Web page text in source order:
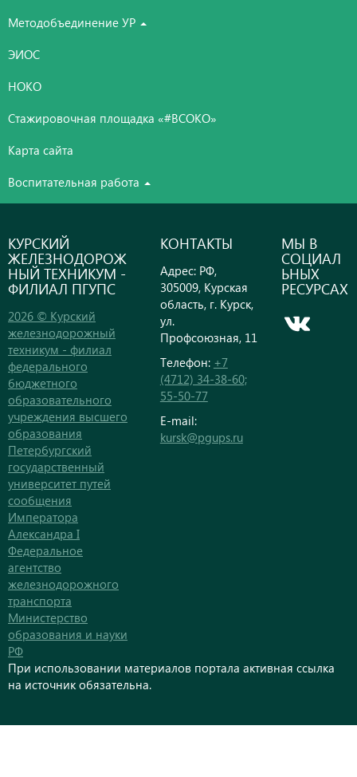
Методобъединение УР
ЭИОС
НОКО
Стажировочная площадка «#ВСОКО»
Карта сайта
Воспитательная работа
КУРСКИЙ
ЖЕЛЕЗНОДОРОЖ
НЫЙ ТЕХНИКУМ -
ФИЛИАЛ ПГУПС
2026 © Курский
железнодорожный
техникум - филиал
федерального
бюджетного
образовательного
учреждения высшего
образования
Петербургский
государственный
университет путей
сообщения
Императора
Александра I
Федеральное
агентство
железнодорожного
транспорта
Министерство
образования и науки
РФ
КОНТАКТЫ
Адрес: РФ,
305009, Курская
область, г. Курск,
ул.
Профсоюзная, 11
Телефон: +7
(4712) 34-38-60;
55-50-77
E-mail:
kursk@pgups.ru
МЫ В
СОЦИАЛ
ЬНЫХ
РЕСУРСАХ
При использовании материалов портала активная ссылка
на источник обязательна.